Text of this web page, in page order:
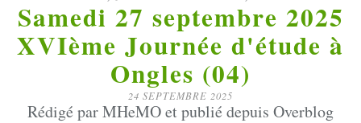
Samedi 27 septembre 2025
XVIème Journée d'étude à
Ongles (04)
24 SEPTEMBRE 2025
Rédigé par MHeMO et publié depuis Overblog